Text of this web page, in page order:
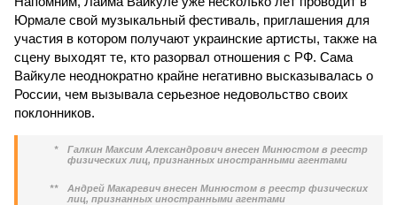
Юрмале свой музыкальный фестиваль, приглашения для
участия в котором получают украинские артисты, также на
сцену выходят те, кто разорвал отношения с РФ. Сама
Вайкуле неоднократно крайне негативно высказывалась о
России, чем вызывала серьезное недовольство своих
поклонников.
*
Галкин Максим Александрович внесен Минюстом в реестр
физических лиц, признанных иностранными агентами
**
Андрей Макаревич внесен Минюстом в реестр физических
лиц, признанных иностранными агентами